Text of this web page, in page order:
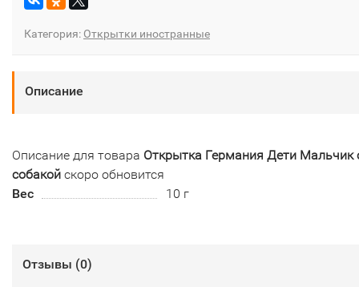
Категория: Открытки иностранные
Описание
Описание для товара Открытка Германия Дети Мальчик
собакой скоро обновится
Вес
10 г
Отзывы (0)